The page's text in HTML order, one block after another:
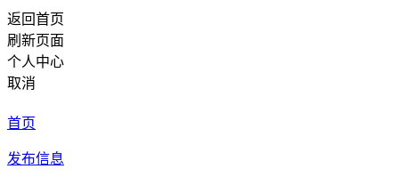
返回首页
刷新页面
个人中心
取消
首页
发布信息